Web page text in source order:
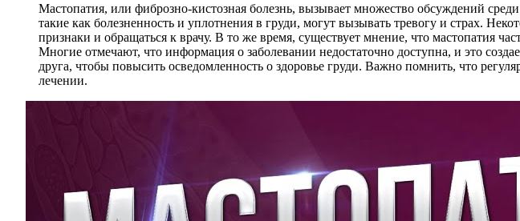
Мастопатия, или фиброзно-кистозная болезнь, вызывает множество обсуждений
такие как болезненность и уплотнения в груди, могут вызывать тревогу и страх.
признаки и обращаться к врачу. В то же время, существует мнение, что мастопатия
Многие отмечают, что информация о заболевании недостаточно доступна, и это
друга, чтобы повысить осведомленность о здоровье груди. Важно помнить, что
лечении.